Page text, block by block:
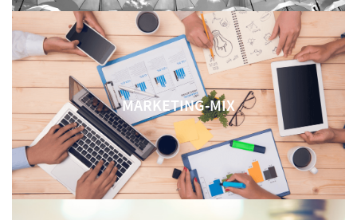
MARKETING-MIX